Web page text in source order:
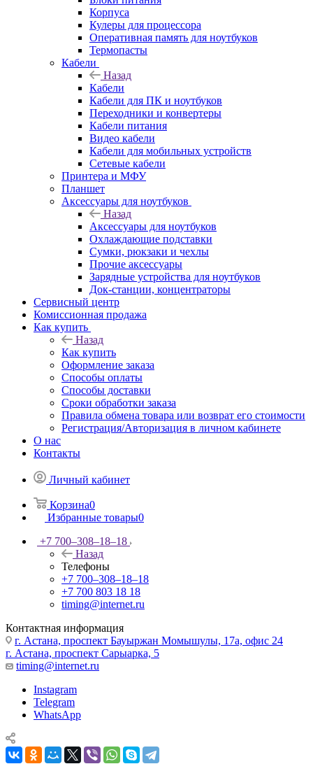
Корпуса
Кулеры для процессора
Оперативная память для ноутбуков
Термопасты
Кабели
Назад
Кабели
Кабели для ПК и ноутбуков
Переходники и конвертеры
Кабели питания
Видео кабели
Кабели для мобильных устройств
Сетевые кабели
Принтера и МФУ
Планшет
Аксессуары для ноутбуков
Назад
Аксессуары для ноутбуков
Охлаждающие подставки
Сумки, рюкзаки и чехлы
Прочие аксессуары
Зарядные устройства для ноутбуков
Док-станции, концентраторы
Сервисный центр
Комиссионная продажа
Как купить
Назад
Как купить
Оформление заказа
Способы оплаты
Способы доставки
Сроки обработки заказа
Правила обмена товара или возврат его стоимости
Регистрация/Авторизация в личном кабинете
О нас
Контакты
Личный кабинет
Корзина0
Избранные товары0
+7 700‒308‒18‒18
Назад
Телефоны
+7 700‒308‒18‒18
+7 700 803 18 18
timing@internet.ru
Контактная информация
г. Астана, проспект Бауыржан Момышулы, 17а, офис 24
г. Астана, проспект Сарыарка, 5
timing@internet.ru
Instagram
Telegram
WhatsApp